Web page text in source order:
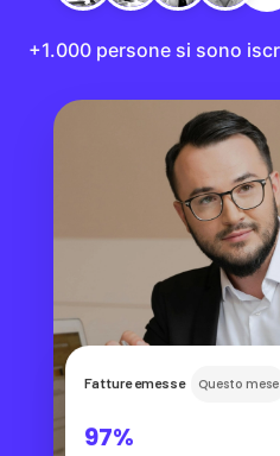
+1.000 persone si sono
Fatture emesse Questo mese
97%